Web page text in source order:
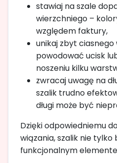
stawiaj na szale
wierzchniego –
względem faktury,
unikaj zbyt
powodować ucisk
noszeniu kilku
zwracaj uwagę na
szalik trudno
długi może być
Dzięki odpowiedniemu
wiązania, szalik nie
funkcjonalnym